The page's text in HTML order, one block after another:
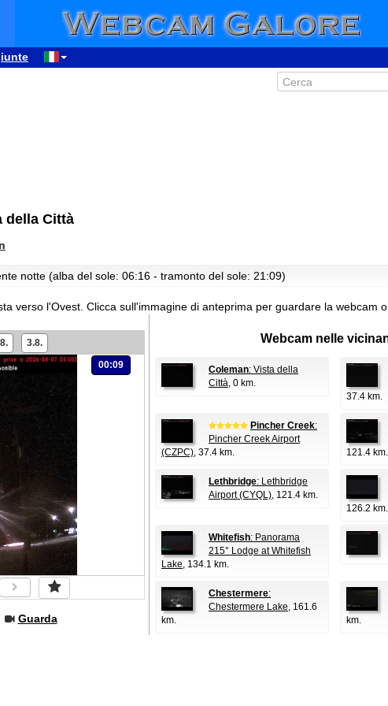
della Città
notte (alba del sole: 06:16 - tramonto del sole: 21:09)
verso l'Ovest. Clicca sull'immagine di anteprima per guardare la webcam
3.8.
00:09
Guarda
Webcam nelle
Coleman: Vista della
Città, 0 km.
37.4 km.
Pincher Creek:
Pincher Creek Airport
(CZPC), 37.4 km.
121.4 km.
Lethbridge: Lethbridge
Airport (CYQL), 121.4 km.
126.2 km.
Whitefish: Panorama
215° Lodge at Whitefish
Lake, 134.1 km.
Chestermere:
Chestermere Lake, 161.6
km.
km.